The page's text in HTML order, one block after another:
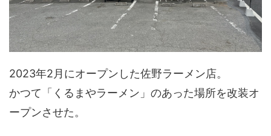
2023年2月にオープンした佐野ラーメン店。
かつて「くるまやラーメン」のあった場所を改装オ
ープンさせた。